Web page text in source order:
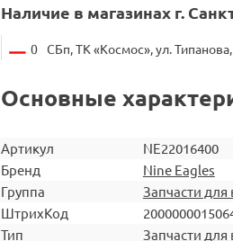
Наличие в магазинах г.
0 СБп, ТК «Космос», ул.
Основные
Артикул
NE22016400
Бренд
Nine Eagles
Группа
Запчасти для
ШтрихКод
Тип
Запчасти для